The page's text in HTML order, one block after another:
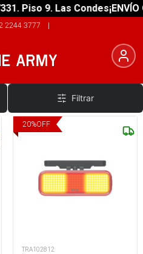
Piso 9. Las Condes¡ENVÍO
2244 3777 |
Filtrar
20%OFF
TRA102812